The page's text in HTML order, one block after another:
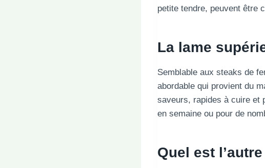
petite tendre, peuvent être
La lame
Semblable aux steaks de
abordable qui provient du
saveurs, rapides à cuire et
en semaine ou pour de
Quel est